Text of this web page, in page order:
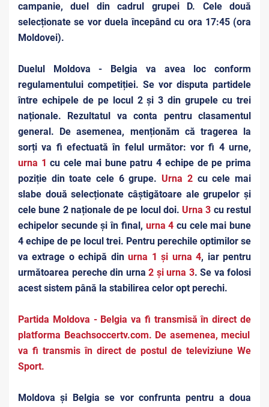
campanie, duel din cadrul grupei D. Cele două
selecționate se vor duela începând cu ora 17:45 (ora
Moldovei).
Duelul Moldova - Belgia va avea loc conform
regulamentului competiției. Se vor disputa partidele
între echipele de pe locul 2 și 3 din grupele cu trei
naționale. Rezultatul va conta pentru clasamentul
general. De asemenea, menționăm că tragerea la
sorți va fi efectuată în felul următor: vor fi 4 urne,
urna 1 cu cele mai bune patru 4 echipe de pe prima
poziție din toate cele 6 grupe. Urna 2 cu cele mai
slabe două selecționate câștigătoare ale grupelor și
cele bune 2 naționale de pe locul doi. Urna 3 cu restul
echipelor secunde și în final, urna 4 cu cele mai bune
4 echipe de pe locul trei. Pentru perechile optimilor se
va extrage o echipă dinurna 1 și urna 4, iar pentru
următoarea pereche din urna 2 și urna 3. Se va folosi
acest sistem până la stabilirea celor opt perechi.
Partida Moldova - Belgia va fi transmisă în direct de
platforma Beachsoccertv.com. De asemenea, meciul
va fi transmis în direct de postul de televiziune We
Sport.
Moldova și Belgia se vor confrunta pentru a doua